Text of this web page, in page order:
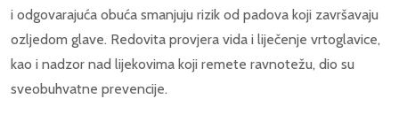
i odgovarajuća obuća smanjuju rizik od padova koji završavaju
ozljedom glave. Redovita provjera vida i liječenje vrtoglavice,
kao i nadzor nad lijekovima koji remete ravnotežu, dio su
sveobuhvatne prevencije.